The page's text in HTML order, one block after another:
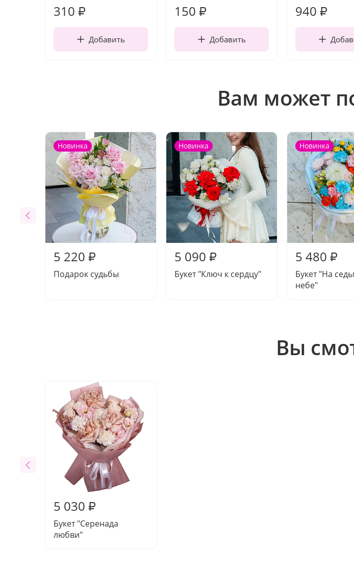
310 ₽
Добавить
150 ₽
Добавить
940 ₽
Вам может
Новинка
5 220 ₽
Подарок судьбы
Новинка
5 090 ₽
Букет "Ключ к сердцу"
Новинка
5 480 ₽
Букет "На
небе"
Вы
5 030 ₽
Букет "Серенада
любви"